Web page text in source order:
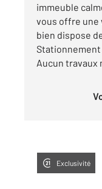
immeuble
vous offre une
bien dispose
Aucun travaux
Exclusivité